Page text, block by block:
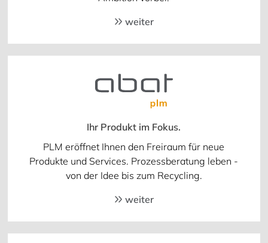
weiter
Ihr Produkt im Fokus.
PLM eröffnet Ihnen den Freiraum für neue
Produkte und Services. Prozessberatung leben -
von der Idee bis zum Recycling.
weiter